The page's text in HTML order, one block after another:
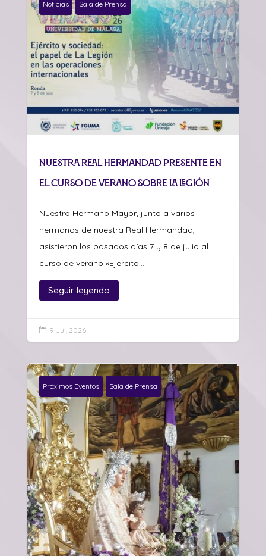
Noticias Sala de Prensa
Nuestra Real Hermandad presente en
el curso de verano sobre La Legión
Nuestro Hermano Mayor, junto a varios
hermanos de nuestra Real Hermandad,
asistieron los pasados días 7 y 8 de julio al
curso de verano «Ejército...
Seguir leyendo
 9 Jul, 2026
Próximos Eventos Sala de Prensa